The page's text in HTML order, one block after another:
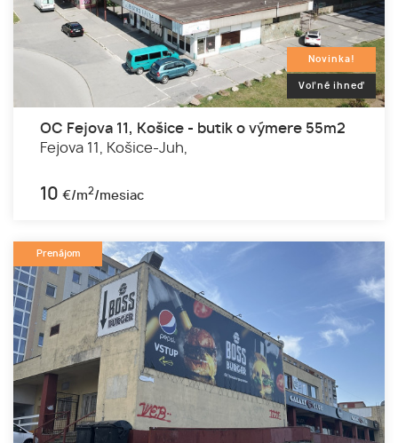
Novinka!
Voľné ihneď
OC Fejova 11, Košice - butik o výmere 55m2
Fejova 11,
Košice-Juh,
10 €/m2/mesiac
Prenájom